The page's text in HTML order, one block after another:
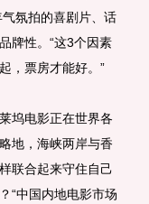
氛拍的喜剧片、话
牌性。 “这3个因素
，票房才能好。”
电影正在世界各
地，海峡两岸与香
联合起来守住自己
“中国内地电影市场